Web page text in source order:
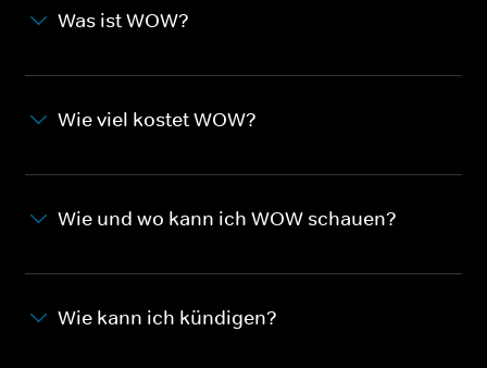
Was ist WOW?
Wie viel kostet WOW?
Wie und wo kann ich WOW schauen?
Wie kann ich kündigen?